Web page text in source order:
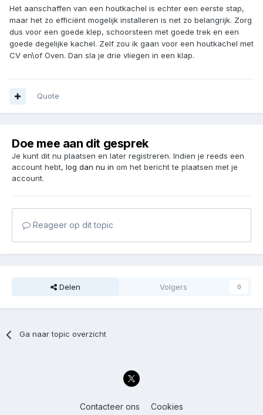
Het aanschaffen van een houtkachel is echter een eerste stap,
maar het zo efficiënt mogelijk installeren is net zo belangrijk. Zorg
dus voor een goede klep, schoorsteen met goede trek en een
goede degelijke kachel. Zelf zou ik gaan voor een houtkachel met
CV en\of Oven. Dan sla je drie vliegen in een klap.
Quote
Doe mee aan dit gesprek
Je kunt dit nu plaatsen en later registreren. Indien je reeds een
account hebt, log dan nu in om het bericht te plaatsen met je
account.
Reageer op dit topic
Delen Volgers 0
Ga naar topic overzicht
Contacteer ons Cookies